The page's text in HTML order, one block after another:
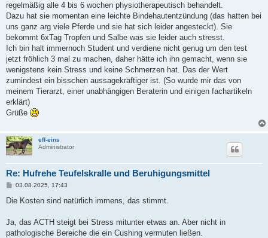
regelmäßig alle 4 bis 6 wochen physiotherapeutisch behandelt.
Dazu hat sie momentan eine leichte Bindehautentzündung (das hatten bei
uns ganz arg viele Pferde und sie hat sich leider angesteckt). Sie
bekommt 6xTag Tropfen und Salbe was sie leider auch stresst.
Ich bin halt immernoch Student und verdiene nicht genug um den test
jetzt fröhlich 3 mal zu machen, daher hätte ich ihn gemacht, wenn sie
wenigstens kein Stress und keine Schmerzen hat. Das der Wert
zumindest ein bisschen aussagekräftiger ist. (So wurde mir das von
meinem Tierarzt, einer unabhängigen Beraterin und einigen fachartikeln
erklärt)
Grüße
eff-eins
Administrator
Re: Hufrehe Teufelskralle und Beruhigungsmittel
B
i
a
g
03.08.2025, 17:43
Die Kosten sind natürlich immens, das stimmt.
Ja, das ACTH steigt bei Stress mitunter etwas an. Aber nicht in
pathologische Bereiche die ein Cushing vermuten ließen.